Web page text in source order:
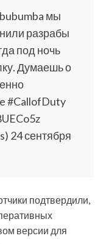
мы
разрабы
под ночь
Думаешь о
#CallofDuty
24 сентября
подтвердили,
версии для